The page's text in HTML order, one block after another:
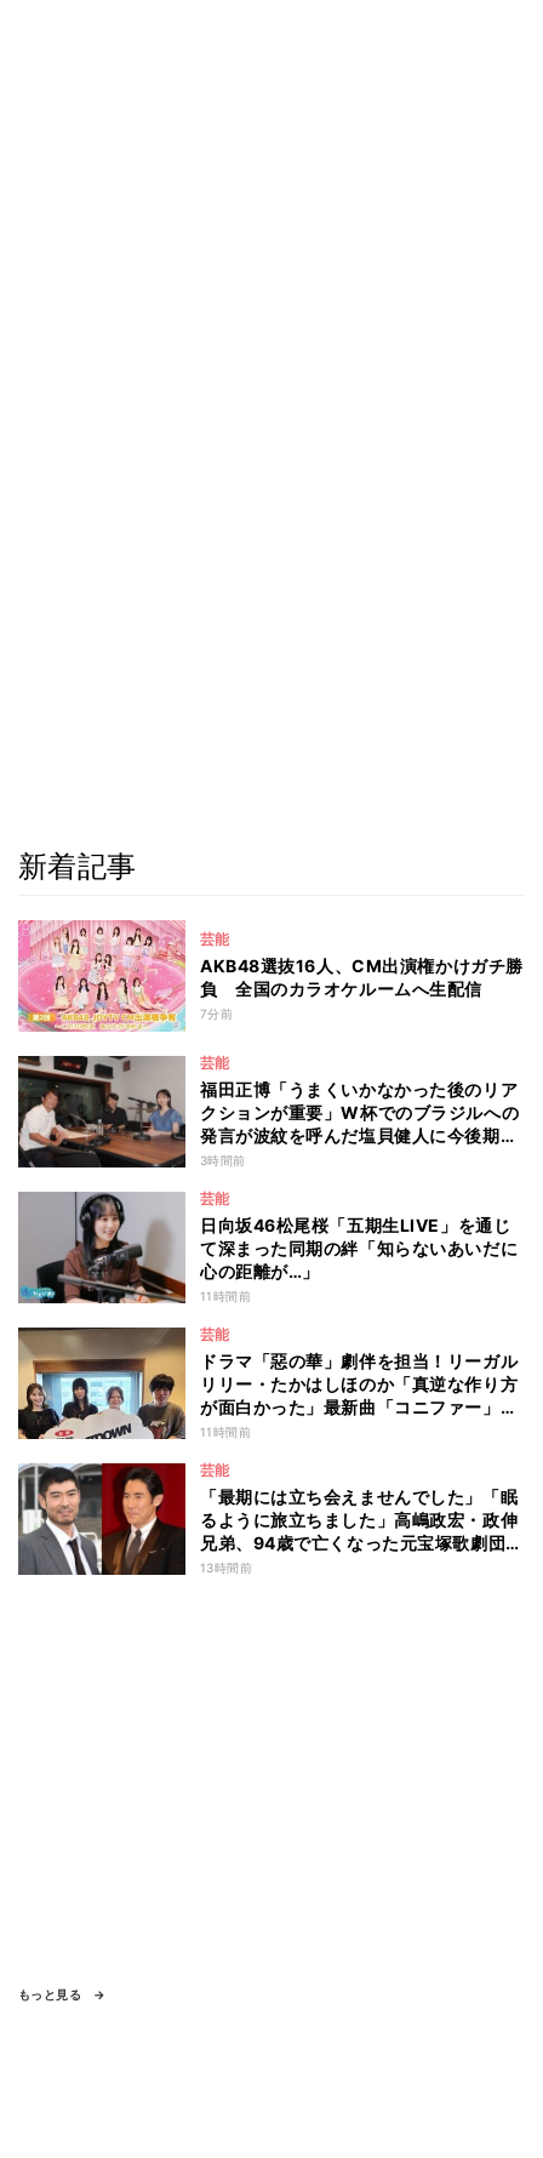
新着記事
芸能
AKB48選抜16人、CM出演権かけガチ勝
負 全国のカラオケルームへ生配信
7分前
芸能
福田正博「うまくいかなかった後のリア
クションが重要」W杯でのブラジルへの
発言が波紋を呼んだ塩貝健人に今後期待
することは？
3時間前
芸能
日向坂46松尾桜「五期生LIVE」を通じ
て深まった同期の絆「知らないあいだに
心の距離が…」
11時間前
芸能
ドラマ「惡の華」劇伴を担当！リーガル
リリー・たかはしほのか「真逆な作り方
が面白かった」最新曲「コニファー」制
作秘話も
11時間前
芸能
「最期には立ち会えませんでした」「眠
るように旅立ちました」高嶋政宏・政伸
兄弟、94歳で亡くなった元宝塚歌劇団ト
ップスターの母・寿美花代を追悼 ここ
13時間前
もっと見る